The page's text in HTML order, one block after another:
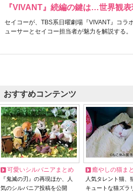
『VIVANT』続編の鍵は…世界観
セイコーが、TBS系日曜劇場『VIVANT』コラ
ューサーとセイコー担当者が魅力を解説する。
おすすめコンテンツ
可愛いシルバニアまとめ
『鬼滅の刃』の再現ほか、人
気のシルバニア投稿を公開
癒やしの猫ま
人気タレント猫
キュートな猫ズラ